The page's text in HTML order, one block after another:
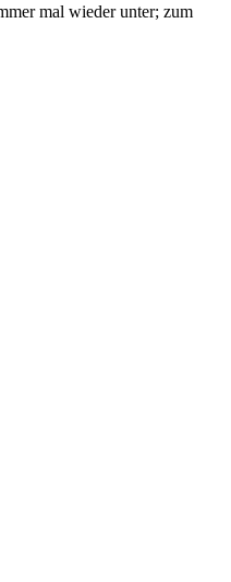
mal wieder unter; zum